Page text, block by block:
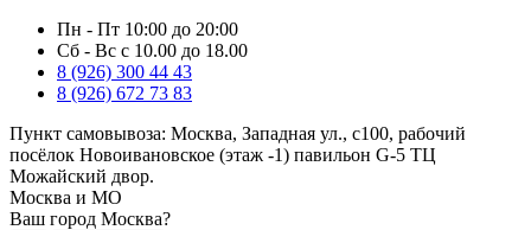
Пн - Пт 10:00 до 20:00
Сб - Вс с 10.00 до 18.00
8 (926) 300 44 43
8 (926) 672 73 83
Пункт самовывоза: Москва, Западная ул., с100, рабочий
посёлок Новоивановское (этаж -1) павильон G-5 ТЦ
Можайский двор.
Москва и МО
Ваш город Москва?